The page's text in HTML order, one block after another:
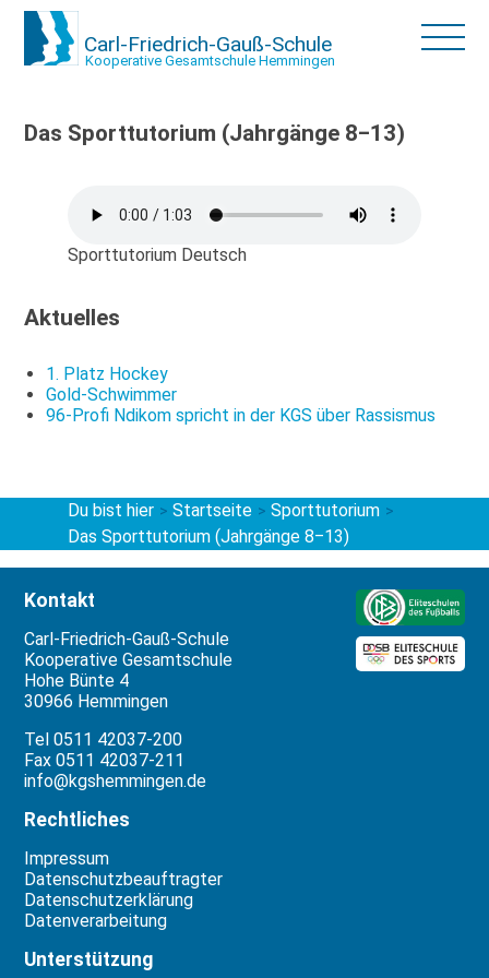
Carl-Friedrich-Gauß-Schule
Kooperative Gesamtschule Hemmingen
Das Sporttutorium (Jahrgänge 8‒13)
Sporttutorium Deutsch
Aktuelles
1. Platz Hockey
Gold-Schwimmer
96-Profi Ndikom spricht in der KGS über Rassismus
Du bist hier > Startseite > Sporttutorium >
Das Sporttutorium (Jahrgänge 8‒13)
Kontakt
Carl-Friedrich-Gauß-Schule
Kooperative Gesamtschule
Hohe Bünte 4
30966 Hemmingen
Tel 0511 42037-200
Fax 0511 42037-211
info@kgshemmingen.de
Rechtliches
Impressum
Datenschutzbeauftragter
Datenschutzerklärung
Datenverarbeitung
Unterstützung